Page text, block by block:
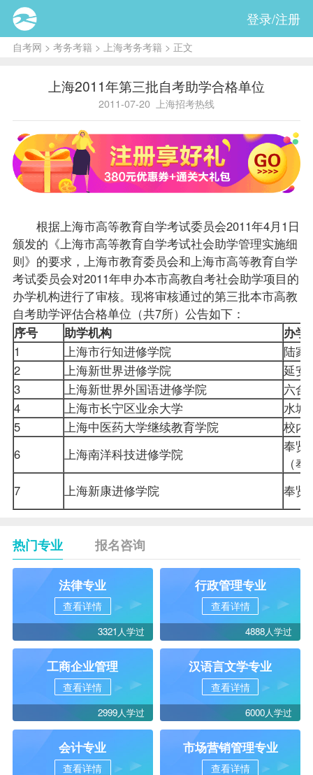
登录/注册
自考网 > 考务考籍 > 上海考务考籍 > 正文
上海2011年第三批自考助学合格单位
2011-07-20 上海招考热线
根据上海市高等教育自学考试委员会2011年4月1日
颁发的《上海市高等教育自学考试社会助学管理实施细
则》的要求，上海市教育委员会和上海市高等教育自学
考试委员会对2011年申办本市高教自考社会助学项目的
办学机构进行了审核。现将审核通过的第三批本市高教
自考助学评估合格单位（共7所）公告如下：
序号
助学机构
办
1
上海市行知进修学院
陆
2
上海新世界进修学院
延
3
上海新世界外国语进修学院
六
4
上海市长宁区业余大学
水城
5
上海中医药大学继续教育学院
校
6
上海南洋科技进修学院
奉贤
（
7
上海新康进修学院 奉
热门专业 报名咨询
法律专业
查看详情
3321人学过
行政管理专业
查看详情
4888人学过
工商企业管理
查看详情
2999人学过
汉语言文学专业
查看详情
6000人学过
会计专业
查看详情
市场营销管理专业
查看详情